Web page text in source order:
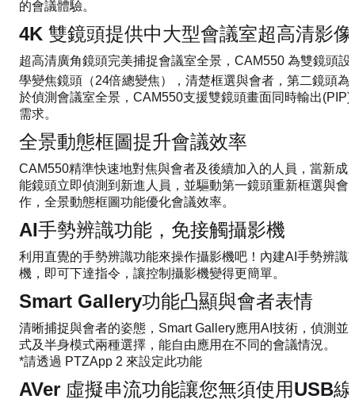
的會議體驗。
4K 雙鏡頭提供中大型會議室超高清影像
超高清廣角鏡頭完美捕捉會議室全景，CAM550 為雙鏡頭
學變焦鏡頭（24倍總變焦），清楚框選與會者，第二鏡頭
於偵測會議室全景，CAM550支援雙鏡頭畫面同時輸出
需求。
全景動態框圖提升會議效率
CAM550精準快速地對焦與會者及後續加入的人員，當新成
能鏡頭立即偵測到新進人員，並驅動第一鏡頭重新框選與會
作，全景動態框圖功能優化會議效率。
AI手勢辨識功能，免接觸攝影機
利用直覺的手勢辨識功能來操作攝影機吧！內建AI手勢辨識
機，即可下達指令，讓控制攝影機變得更簡單。
Smart Gallery功能凸顯與會者表情
清晰捕捉與會者的姿態，Smart Gallery應用AI技術，偵測並
式及半身模式兩種選擇，能自由應用在不同的會議情況。
*請透過 PTZApp 2 來設定此功能
AVer 虛擬串流功能讓您無須使用USB